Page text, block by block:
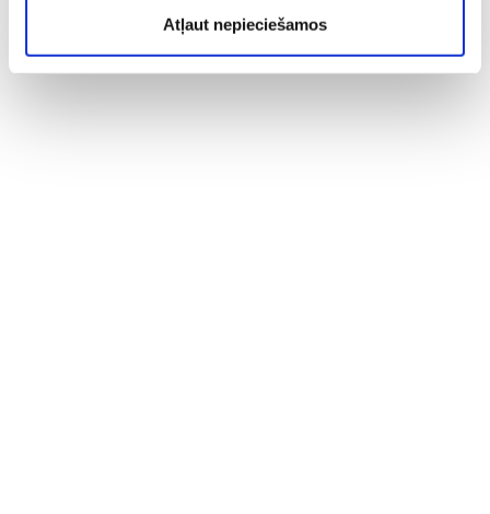
Atļaut nepieciešamos